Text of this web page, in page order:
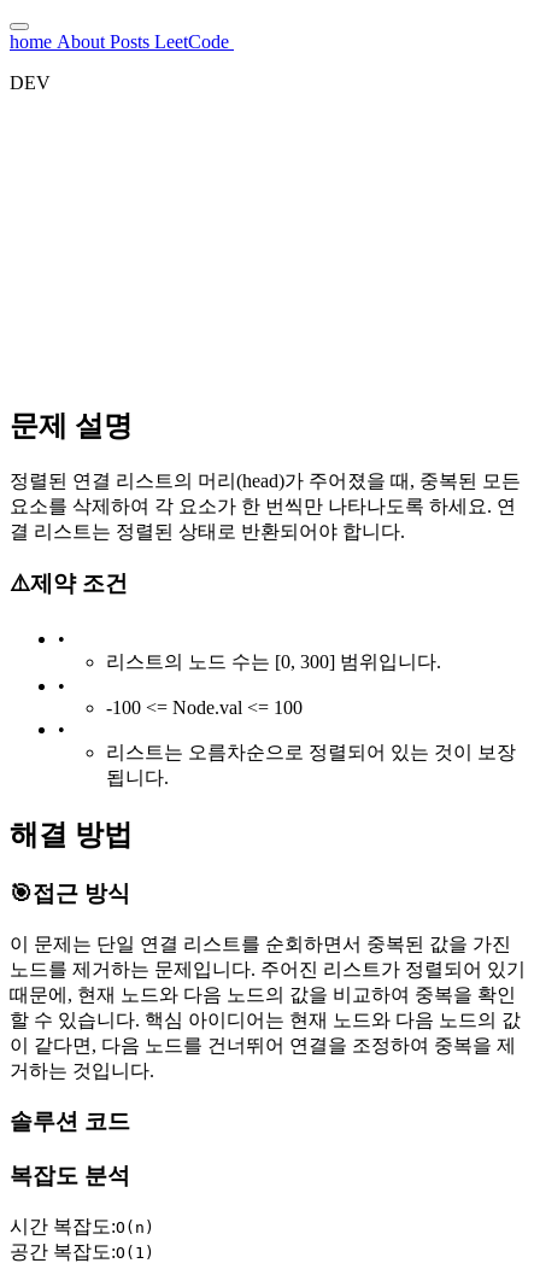
home About Posts LeetCode
DEV
문제 설명
정렬된 연결 리스트의 머리(head)가 주어졌을 때, 중복된 모든
요소를 삭제하여 각 요소가 한 번씩만 나타나도록 하세요. 연
결 리스트는 정렬된 상태로 반환되어야 합니다.
⚠️제약 조건
•
리스트의 노드 수는 [0, 300] 범위입니다.
•
-100 <= Node.val <= 100
•
리스트는 오름차순으로 정렬되어 있는 것이 보장
됩니다.
해결 방법
🎯접근 방식
이 문제는 단일 연결 리스트를 순회하면서 중복된 값을 가진
노드를 제거하는 문제입니다. 주어진 리스트가 정렬되어 있기
때문에, 현재 노드와 다음 노드의 값을 비교하여 중복을 확인
할 수 있습니다. 핵심 아이디어는 현재 노드와 다음 노드의 값
이 같다면, 다음 노드를 건너뛰어 연결을 조정하여 중복을 제
거하는 것입니다.
솔루션 코드
복잡도 분석
시간 복잡도:O(n)
공간 복잡도:O(1)